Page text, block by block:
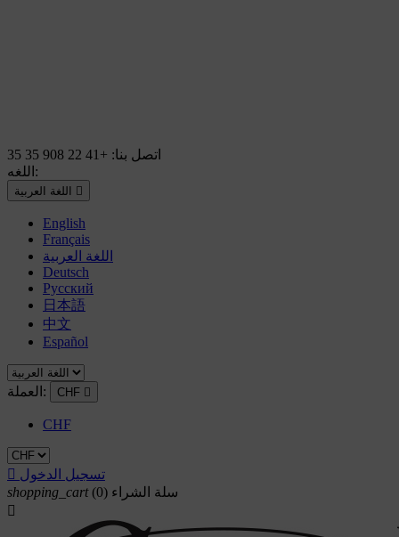
اتصل بنا: +41 22 908 35 35
اللغه:
اللغة العربية 
English
Français
اللغة العربية
Deutsch
Русский
日本語
中文
Español
العملة: CHF 
CHF
 تسجيل الدخول
shopping_cart
سلة الشراء (0)
